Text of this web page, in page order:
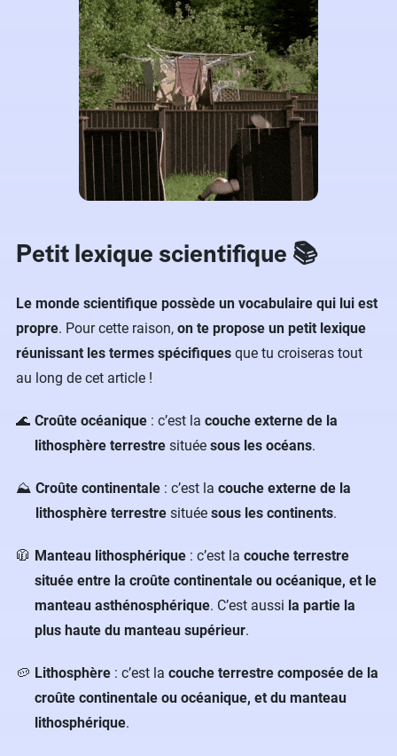
Petit lexique scientifique 📚
Le monde scientifique possède un vocabulaire qui lui est
propre. Pour cette raison, on te propose un petit lexique
réunissant les termes spécifiques que tu croiseras tout
au long de cet article !
Croûte océanique : c’est la couche externe de la
lithosphère terrestre située sous les océans.
Croûte continentale : c’est la couche externe de la
lithosphère terrestre située sous les continents.
Manteau lithosphérique : c’est la couche terrestre
située entre la croûte continentale ou océanique, et le
manteau asthénosphérique. C’est aussi la partie la
plus haute du manteau supérieur.
Lithosphère : c’est la couche terrestre composée de la
croûte continentale ou océanique, et du manteau
lithosphérique.